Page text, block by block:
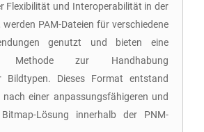
Flexibilität und Interoperabilität in der
PAM-Dateien für verschiedene
genutzt und bieten eine
Methode zur Handhabung
Bildtypen. Dieses Format entstand
einer anpassungsfähigeren und
Bitmap-Lösung innerhalb der PNM-